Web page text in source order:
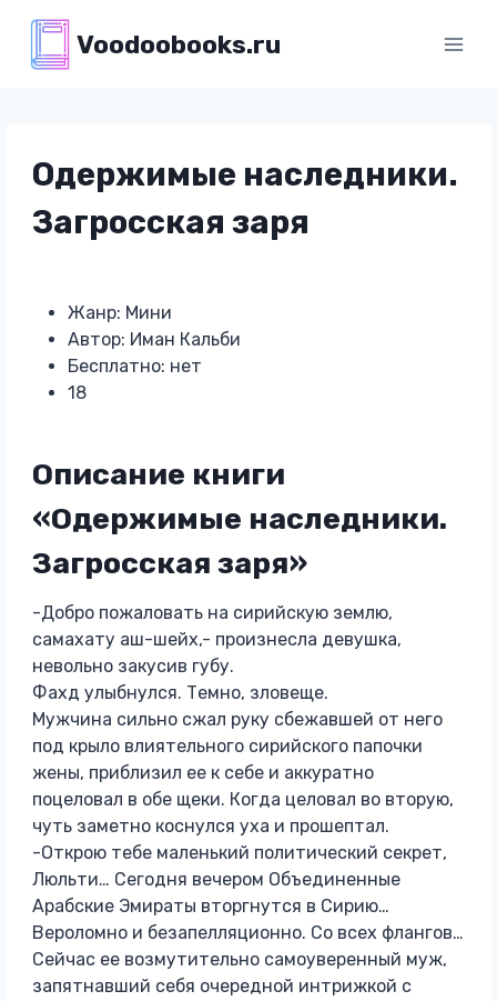
содержимому
Voodoobooks.ru
Одержимые наследники.
Загросская заря
Жанр: Мини
Автор: Иман Кальби
Бесплатно: нет
18
Описание книги
«Одержимые наследники.
Загросская заря»
-Добро пожаловать на сирийскую землю,
самахату аш-шейх,- произнесла девушка,
невольно закусив губу.
Фахд улыбнулся. Темно, зловеще.
Мужчина сильно сжал руку сбежавшей от него
под крыло влиятельного сирийского папочки
жены, приблизил ее к себе и аккуратно
поцеловал в обе щеки. Когда целовал во вторую,
чуть заметно коснулся уха и прошептал.
-Открою тебе маленький политический секрет,
Люльти… Сегодня вечером Объединенные
Арабские Эмираты вторгнутся в Сирию…
Вероломно и безапелляционно. Со всех флангов…
Сейчас ее возмутительно самоуверенный муж,
запятнавший себя очередной интрижкой с